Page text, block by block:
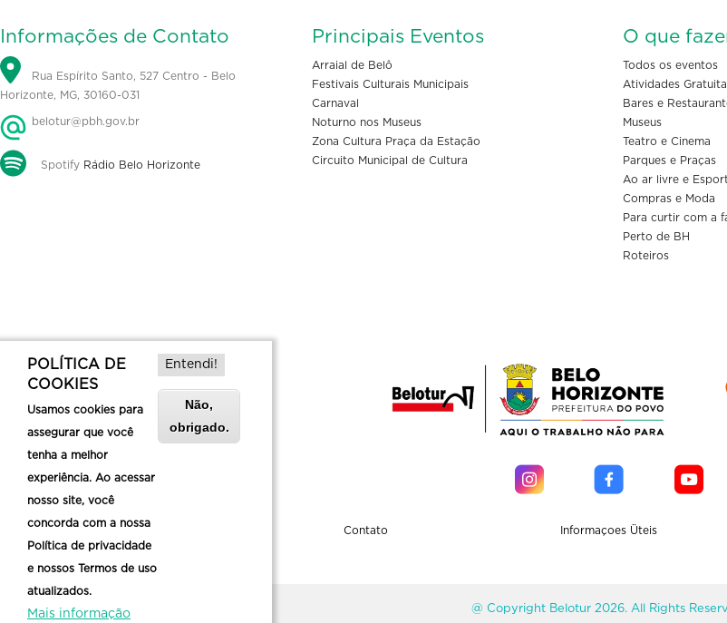
Informações de Contato
Rua Espírito Santo, 527 Centro - Belo
Horizonte, MG, 30160-031
belotur@pbh.gov.br
Spotify Rádio Belo Horizonte
Principais Eventos
Arraial de Belô
Festivais Culturais Municipais
Carnaval
Noturno nos Museus
Zona Cultura Praça da Estação
Circuito Municipal de Cultura
O que
Todos os eventos
Atividades
Bares e
Museus
Teatro e Cinema
Parques e Praças
Ao ar livre e
Compras e Moda
Para curtir com a
Perto de BH
Roteiros
Sobre a Belotur Contato Informaçoes Üteis
@ Copyright Belotur 2026. All Rights
POLÍTICA DE
COOKIES
Usamos cookies para
assegurar que você
tenha a melhor
experiência. Ao acessar
nosso site, você
concorda com a nossa
Política de privacidade
e nossos Termos de uso
atualizados.
Mais informação
Entendi!
Não,
obrigado.